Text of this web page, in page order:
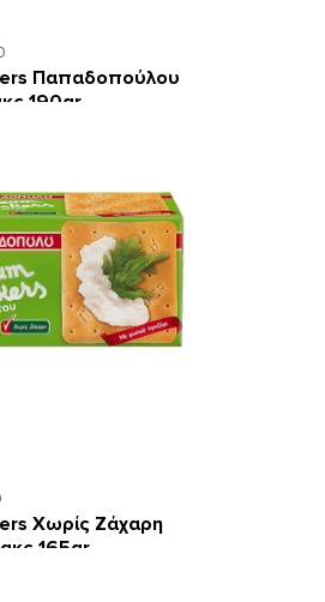
Παπαδοπούλου
190gr
Χωρίς Ζάχαρη
165gr